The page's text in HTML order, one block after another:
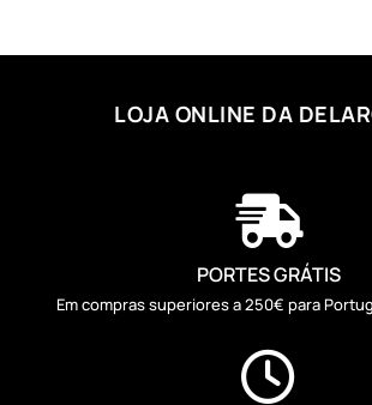
LOJA ONLINE DA

PORTES GRÁTIS
Em compras superiores a 250€ para
